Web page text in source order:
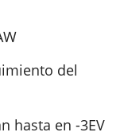
del
hasta en -3EV